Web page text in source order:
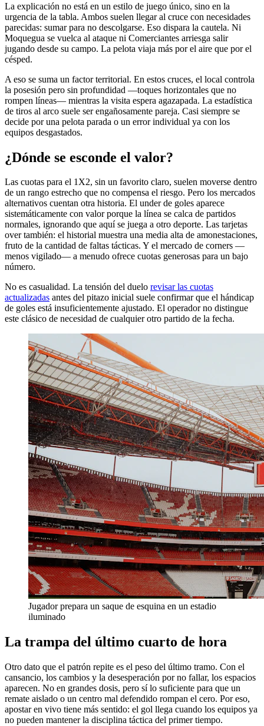
La explicación no está en un estilo de juego único, sino en la
urgencia de la tabla. Ambos suelen llegar al cruce con necesidades
parecidas: sumar para no descolgarse. Eso dispara la cautela. Ni
Moquegua se vuelca al ataque ni Comerciantes arriesga salir
jugando desde su campo. La pelota viaja más por el aire que por el
césped.
A eso se suma un factor territorial. En estos cruces, el local controla
la posesión pero sin profundidad —toques horizontales que no
rompen líneas— mientras la visita espera agazapada. La estadística
de tiros al arco suele ser engañosamente pareja. Casi siempre se
decide por una pelota parada o un error individual ya con los
equipos desgastados.
¿Dónde se esconde el valor?
Las cuotas para el 1X2, sin un favorito claro, suelen moverse dentro
de un rango estrecho que no compensa el riesgo. Pero los mercados
alternativos cuentan otra historia. El under de goles aparece
sistemáticamente con valor porque la línea se calca de partidos
normales, ignorando que aquí se juega a otro deporte. Las tarjetas
over también: el historial muestra una media alta de amonestaciones,
fruto de la cantidad de faltas tácticas. Y el mercado de corners —
menos vigilado— a menudo ofrece cuotas generosas para un bajo
número.
No es casualidad. La tensión del duelo revisar las cuotas
actualizadas antes del pitazo inicial suele confirmar que el hándicap
de goles está insuficientemente ajustado. El operador no distingue
este clásico de necesidad de cualquier otro partido de la fecha.
Jugador prepara un saque de esquina en un estadio
iluminado
La trampa del último cuarto de hora
Otro dato que el patrón repite es el peso del último tramo. Con el
cansancio, los cambios y la desesperación por no fallar, los espacios
aparecen. No en grandes dosis, pero sí lo suficiente para que un
remate aislado o un centro mal defendido rompan el cero. Por eso,
apostar en vivo tiene más sentido: el gol llega cuando los equipos ya
no pueden mantener la disciplina táctica del primer tiempo.